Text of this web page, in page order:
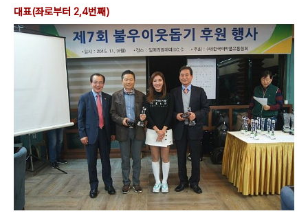
대표(좌로부터 2,4번째)